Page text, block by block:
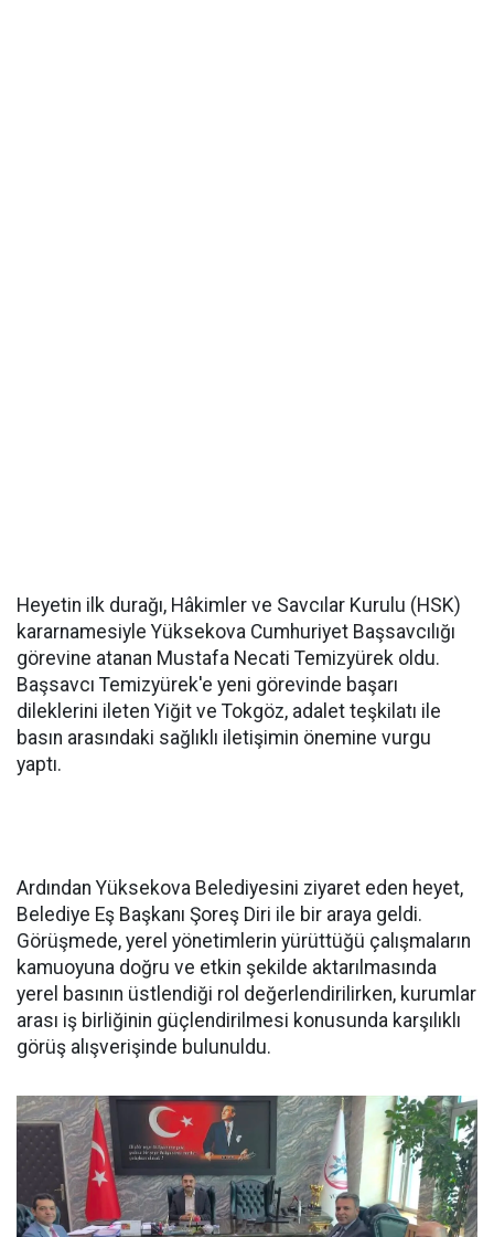
Heyetin ilk durağı, Hâkimler ve Savcılar Kurulu (HSK)
kararnamesiyle Yüksekova Cumhuriyet Başsavcılığı
görevine atanan Mustafa Necati Temizyürek oldu.
Başsavcı Temizyürek'e yeni görevinde başarı
dileklerini ileten Yiğit ve Tokgöz, adalet teşkilatı ile
basın arasındaki sağlıklı iletişimin önemine vurgu
yaptı.
Ardından Yüksekova Belediyesini ziyaret eden heyet,
Belediye Eş Başkanı Şoreş Diri ile bir araya geldi.
Görüşmede, yerel yönetimlerin yürüttüğü çalışmaların
kamuoyuna doğru ve etkin şekilde aktarılmasında
yerel basının üstlendiği rol değerlendirilirken, kurumlar
arası iş birliğinin güçlendirilmesi konusunda karşılıklı
görüş alışverişinde bulunuldu.